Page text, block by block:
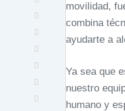
movilidad,
combina
ayudarte a
Ya sea que
nuestro
humano y